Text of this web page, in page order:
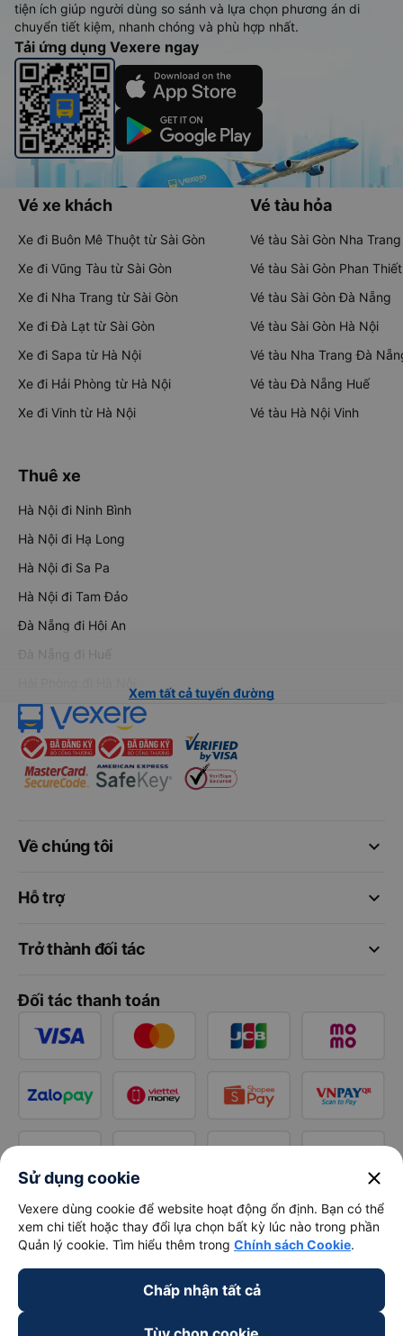
tiện ích giúp người dùng so sánh và lựa chọn phương án di
chuyển tiết kiệm, nhanh chóng và phù hợp nhất.
Tải ứng dụng Vexere ngay
Vé xe khách
Xe đi Buôn Mê Thuột từ Sài Gòn
Xe đi Vũng Tàu từ Sài Gòn
Xe đi Nha Trang từ Sài Gòn
Xe đi Đà Lạt từ Sài Gòn
Xe đi Sapa từ Hà Nội
Xe đi Hải Phòng từ Hà Nội
Xe đi Vinh từ Hà Nội
Vé tàu hỏa
Vé tàu Sài Gòn Nha Trang
Vé tàu Sài Gòn Phan Thiết
Vé tàu Sài Gòn Đà Nẵng
Vé tàu Sài Gòn Hà Nội
Vé tàu Nha Trang Đà
Vé tàu Đà Nẵng Huế
Vé tàu Hà Nội Vinh
Thuê xe
Hà Nội đi Ninh Bình
Hà Nội đi Hạ Long
Hà Nội đi Sa Pa
Hà Nội đi Tam Đảo
Đà Nẵng đi Hội An
Đà Nẵng đi Huế
Xem tất cả tuyến đường
keyboard_arrow_down
Về chúng tôi
keyboard_arrow_down
Hỗ trợ
keyboard_arrow_down
Trở thành đối tác
Đối tác thanh toán
Sử dụng cookie close
Vexere dùng cookie để website hoạt động ổn định. Bạn có thể
xem chi tiết hoặc thay đổi lựa chọn bất kỳ lúc nào trong phần
Quản lý cookie. Tìm hiểu thêm trong Chính sách Cookie.
Chấp nhận tất cả